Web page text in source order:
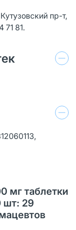
пр-т,
71 81.
мг таблетки
шт: 29